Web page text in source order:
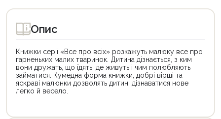
Опис
Книжки серії «Все про всіх» розкажуть малюку все про
гарненьких малих тваринок. Дитина дізнається, з ким
вони дружать, що їдять, де живуть і чим полюбляють
займатися. Кумедна форма книжки, добрі вірші та
яскраві малюнки дозволять дитині дізнаватися нове
легко й весело.
товар
товар